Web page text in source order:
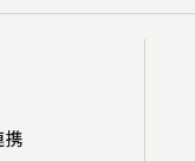
携